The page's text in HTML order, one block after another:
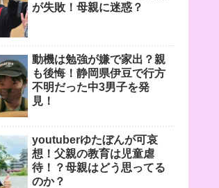
が失敗！母親に迷惑？
動機は勉強が嫌で家出？親
も後悔！静岡県伊豆で行方
不明だった中3男子を発
見！
youtuberゆたぼんが可哀
想！父親の教育は児童虐
待！？母親はどう思ってる
のか？